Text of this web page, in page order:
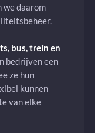
we daarom
bus, trein en
bedrijven een
ze hun
kunnen
van elke